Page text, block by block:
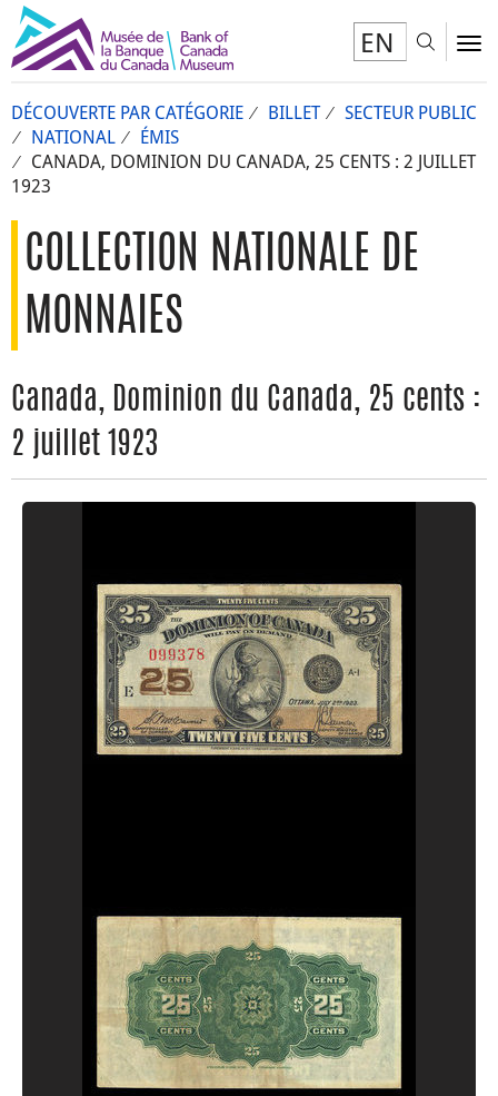
EN
DÉCOUVERTE PAR CATÉGORIE BILLET
SECTEUR PUBLIC
NATIONAL
ÉMIS
CANADA, DOMINION DU CANADA, 25 CENTS : 2 JUILLET
1923
COLLECTION NATIONALE DE
MONNAIES
Canada, Dominion du Canada, 25 cents :
2 juillet 1923